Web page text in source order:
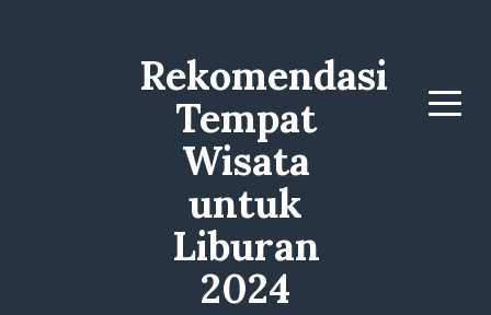
Rekomendasi
Tempat
Wisata
untuk
Liburan
2024
Menu